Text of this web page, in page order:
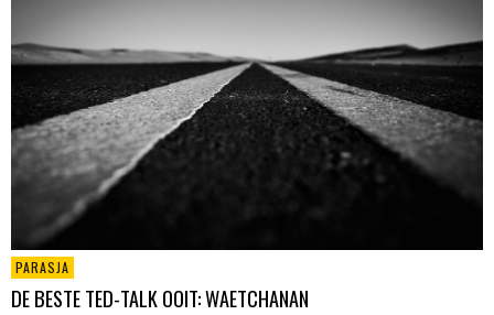
PARASJA
DE BESTE TED-TALK OOIT: WAETCHANAN